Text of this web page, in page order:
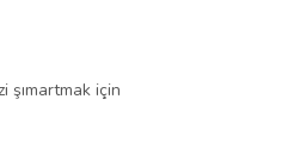
şımartmak için